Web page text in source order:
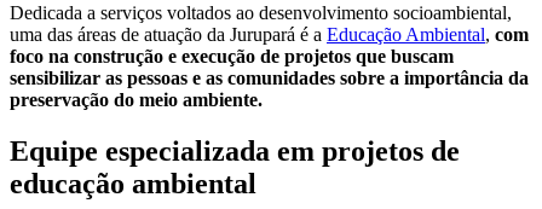
Dedicada a serviços voltados ao desenvolvimento socioambiental,
uma das áreas de atuação da Jurupará é a Educação Ambiental, com
foco na construção e execução de projetos que buscam
sensibilizar as pessoas e as comunidades sobre a importância da
preservação do meio ambiente.
Equipe especializada em projetos de
educação ambiental